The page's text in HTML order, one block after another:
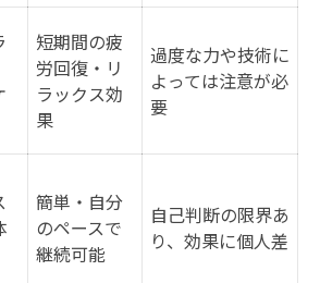
み改善に役立つ産前産後整体の工
体調管理に整体を取り入れるコ
体法の選び方と永福町の特徴
矯正で感じる変化とは
短期間の疲
労回復・リ
ラックス効
果
過度な力や技術に
よっては注意が必
要
簡単・自分
のペースで
継続可能
自己判断の限界あ
り、効果に個人差